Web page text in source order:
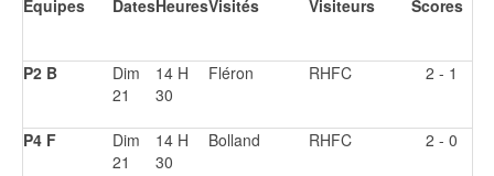
Equipes DatesHeuresVisités Visiteurs Scores
P2 B
Dim
21
14 H
30
Fléron RHFC 2 - 1
P4 F
Dim
21
14 H
30
Bolland RHFC 2 - 0